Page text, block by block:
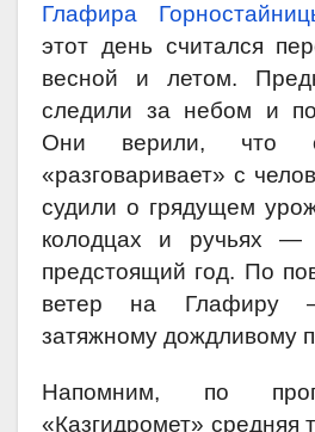
Глафира
этот день считался
весной и летом.
следили за небом и
Они верили, что
«разговаривает» с
судили о грядущем
колодцах и ручьях —
предстоящий год. По
ветер на Глафиру
затяжному дождливому
Напомним, по
«Казгидромет» средняя